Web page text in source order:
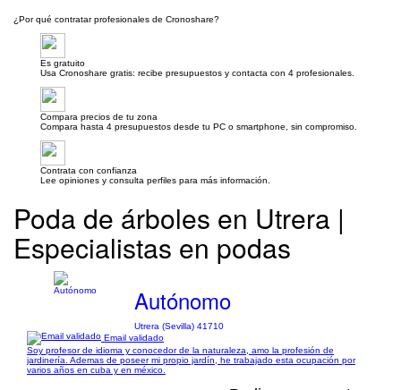
¿Por qué contratar profesionales de Cronoshare?
Es gratuito
Usa Cronoshare gratis: recibe presupuestos y contacta con 4 profesionales.
Compara precios de tu zona
Compara hasta 4 presupuestos desde tu PC o smartphone, sin compromiso.
Contrata con confianza
Lee opiniones y consulta perfiles para más información.
Poda de árboles en Utrera |
Especialistas en podas
Autónomo
Utrera (Sevilla) 41710
Email validado
Soy profesor de idioma y conocedor de la naturaleza, amo la profesión de
jardinería. Ademas de poseer mi propio jardín, he trabajado esta ocupación por
varios años en cuba y en méxico.